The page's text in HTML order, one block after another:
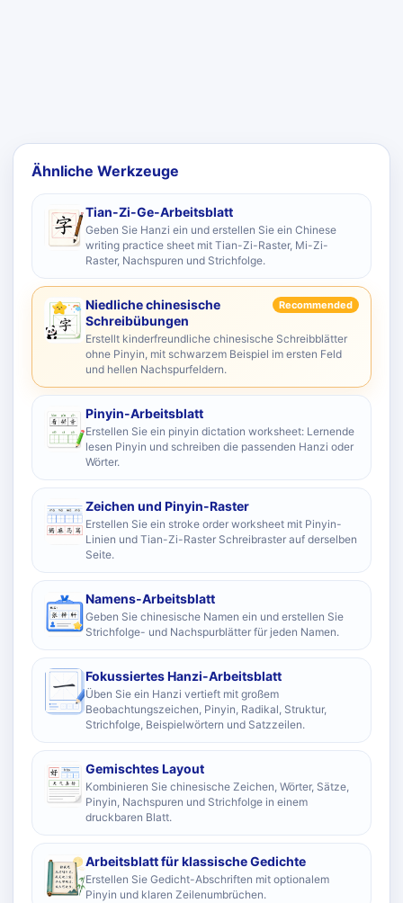
Ähnliche Werkzeuge
Tian-Zi-Ge-Arbeitsblatt
Geben Sie Hanzi ein und erstellen Sie ein Chinese
writing practice sheet mit Tian-Zi-Raster, Mi-Zi-
Raster, Nachspuren und Strichfolge.
Niedliche chinesische
Schreibübungen
Recommended
Erstellt kinderfreundliche chinesische Schreibblätter
ohne Pinyin, mit schwarzem Beispiel im ersten Feld
und hellen Nachspurfeldern.
Pinyin-Arbeitsblatt
Erstellen Sie ein pinyin dictation worksheet: Lernende
lesen Pinyin und schreiben die passenden Hanzi oder
Wörter.
Zeichen und Pinyin-Raster
Erstellen Sie ein stroke order worksheet mit Pinyin-
Linien und Tian-Zi-Raster Schreibraster auf derselben
Seite.
Namens-Arbeitsblatt
Geben Sie chinesische Namen ein und erstellen Sie
Strichfolge- und Nachspurblätter für jeden Namen.
Fokussiertes Hanzi-Arbeitsblatt
Üben Sie ein Hanzi vertieft mit großem
Beobachtungszeichen, Pinyin, Radikal, Struktur,
Strichfolge, Beispielwörtern und Satzzeilen.
Gemischtes Layout
Kombinieren Sie chinesische Zeichen, Wörter, Sätze,
Pinyin, Nachspuren und Strichfolge in einem
druckbaren Blatt.
Arbeitsblatt für klassische Gedichte
Erstellen Sie Gedicht-Abschriften mit optionalem
Pinyin und klaren Zeilenumbrüchen.